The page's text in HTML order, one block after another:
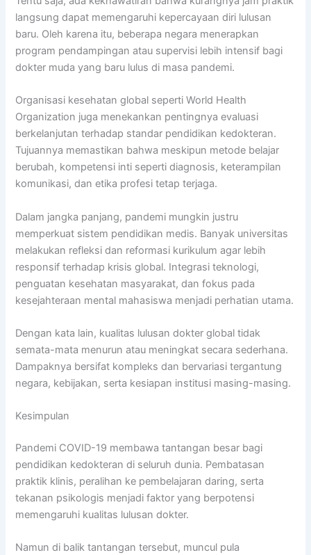
langsung dapat memengaruhi kepercayaan diri lulusan
baru. Oleh karena itu, beberapa negara menerapkan
program pendampingan atau supervisi lebih intensif bagi
dokter muda yang baru lulus di masa pandemi.
Organisasi kesehatan global seperti World Health
Organization juga menekankan pentingnya evaluasi
berkelanjutan terhadap standar pendidikan kedokteran.
Tujuannya memastikan bahwa meskipun metode belajar
berubah, kompetensi inti seperti diagnosis, keterampilan
komunikasi, dan etika profesi tetap terjaga.
Dalam jangka panjang, pandemi mungkin justru
memperkuat sistem pendidikan medis. Banyak universitas
melakukan refleksi dan reformasi kurikulum agar lebih
responsif terhadap krisis global. Integrasi teknologi,
penguatan kesehatan masyarakat, dan fokus pada
kesejahteraan mental mahasiswa menjadi perhatian utama.
Dengan kata lain, kualitas lulusan dokter global tidak
semata-mata menurun atau meningkat secara sederhana.
Dampaknya bersifat kompleks dan bervariasi tergantung
negara, kebijakan, serta kesiapan institusi masing-masing.
Kesimpulan
Pandemi COVID-19 membawa tantangan besar bagi
pendidikan kedokteran di seluruh dunia. Pembatasan
praktik klinis, peralihan ke pembelajaran daring, serta
tekanan psikologis menjadi faktor yang berpotensi
memengaruhi kualitas lulusan dokter.
Namun di balik tantangan tersebut, muncul pula